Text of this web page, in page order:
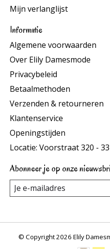
Mijn verlanglijst
Informatie
Algemene voorwaarden
Over Elily Damesmode
Privacybeleid
Betaalmethoden
Verzenden & retourneren
Klantenservice
Openingstijden
Locatie: Voorstraat 320 -
Abonneer je op onze
© Copyright 2026 Elily